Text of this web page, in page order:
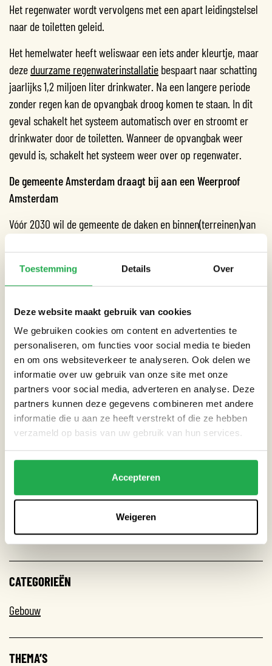
Toestemming Details Over
Deze website maakt gebruik van cookies
We gebruiken cookies om content en advertenties te
personaliseren, om functies voor social media te bieden
en om ons websiteverkeer te analyseren. Ook delen we
informatie over uw gebruik van onze site met onze
partners voor social media, adverteren en analyse. Deze
partners kunnen deze gegevens combineren met andere
informatie die u aan ze heeft verstrekt of die ze hebben
verzameld op basis van uw gebruik van hun services.
Accepteren
Weigeren
Het regenwater wordt vervolgens met een apart leidingstelsel
naar de toiletten geleid.
Het hemelwater heeft weliswaar een iets ander kleurtje, maar
deze duurzame regenwaterinstallatie bespaart naar schatting
jaarlijks 1,2 miljoen liter drinkwater. Na een langere periode
zonder regen kan de opvangbak droog komen te staan. In dit
geval schakelt het systeem automatisch over en stroomt er
drinkwater door de toiletten. Wanneer de opvangbak weer
gevuld is, schakelt het systeem weer over op regenwater.
De gemeente Amsterdam draagt bij aan een Weerproof
Amsterdam
Vóór 2030 wil de gemeente de daken en binnen(terreinen)van
één waterbergend polderdak (op het voormalige
sportkunstgrasveld(Laan van Spartaan).
Naast klimaatbestendigheid richt de gemeente zich ook op
besparing van drinkwater. In 2030 wil de gemeente een
circulaire organisatie zijn. Daarom moet ze zuinig omgaan met
natuurlijke hulpbronnen. In 2020 waren al in verschillende
huisvestigingspanden waterbespaarders geplaatst op kranen
en gebruiken dus regenwater in de Triade om toiletten mee
door te spoelen.
Meer weten over de verduurzaming van de gemeentelijke
Locatie: Jan van Galenstraat 323
CATEGORIEËN
Gebouw
THEMA’S